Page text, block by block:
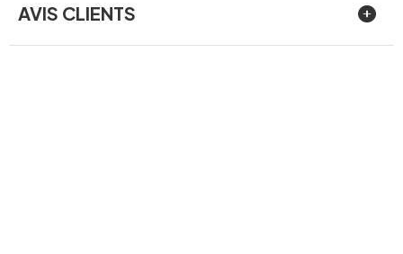
AVIS CLIENTS